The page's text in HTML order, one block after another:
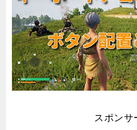
スポンサ